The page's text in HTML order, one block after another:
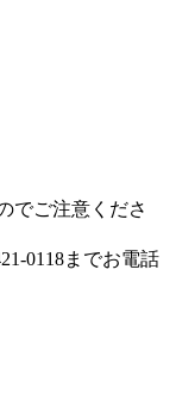
でご注意くださ
0118までお電話